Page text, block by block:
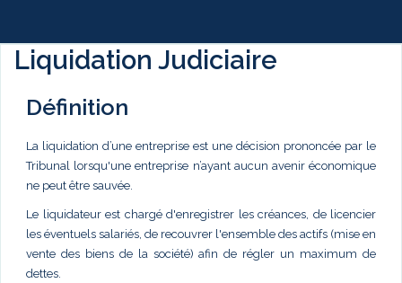
Liquidation Judiciaire
Définition
La liquidation d’une entreprise est une décision prononcée par le
Tribunal lorsqu'une entreprise n’ayant aucun avenir économique
ne peut être sauvée.
Le liquidateur est chargé d'enregistrer les créances, de licencier
les éventuels salariés, de recouvrer l'ensemble des actifs (mise en
vente des biens de la société) afin de régler un maximum de
dettes.